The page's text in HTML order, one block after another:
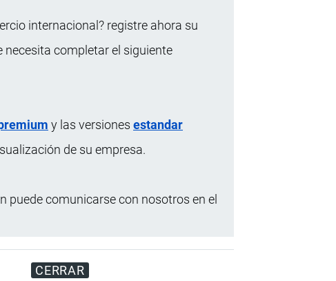
internacional? registre ahora su
necesita completar el siguiente
y las versiones estandar
de su empresa.
puede comunicarse con nosotros en el
CERRAR